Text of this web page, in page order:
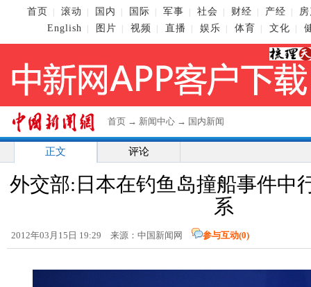
首页 滚动 国内 国际 军事 社会 财经 产经
English
图片 视频 直播 娱乐 体育 文化
首页 → 新闻中心 → 国内新闻
正文 评论
外交部:日本在钓鱼岛撞船事件中
系
2012年03月15日 19:29 来源：中国新闻网 参与互动(0)